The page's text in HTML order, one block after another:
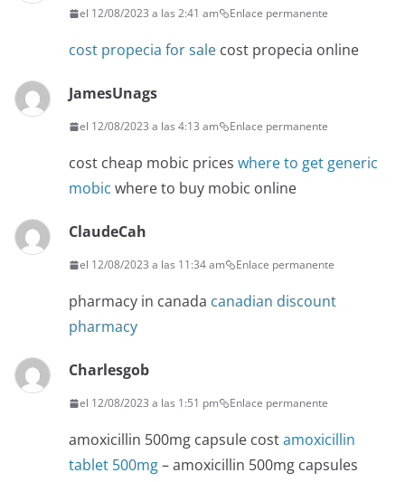
el 12/08/2023 a las 2:41 am Enlace permanente
cost propecia for sale cost propecia online
JamesUnags
el 12/08/2023 a las 4:13 am Enlace permanente
cost cheap mobic prices where to get generic
mobic where to buy mobic online
ClaudeCah
el 12/08/2023 a las 11:34 am Enlace permanente
pharmacy in canada canadian discount
pharmacy
Charlesgob
el 12/08/2023 a las 1:51 pm Enlace permanente
amoxicillin 500mg capsule costamoxicillin
tablet 500mg– amoxicillin 500mg capsules